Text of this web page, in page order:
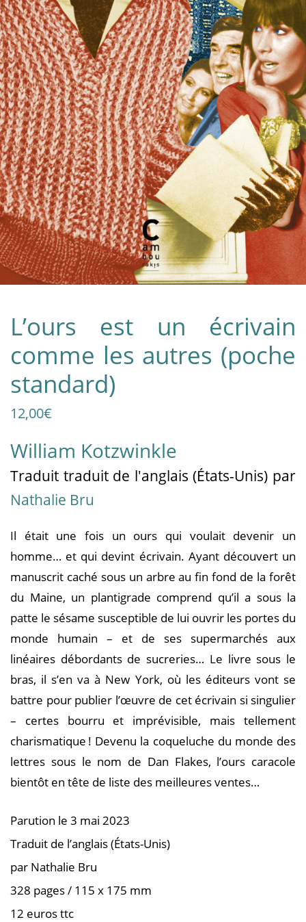
L’ours est un écrivain
comme les autres (poche
standard)
12,00€
William Kotzwinkle
Traduit traduit de l'anglais (États-Unis) par
Nathalie Bru
Il était une fois un ours qui voulait devenir un
homme… et qui devint écrivain. Ayant découvert un
manuscrit caché sous un arbre au fin fond de la forêt
du Maine, un plantigrade comprend qu’il a sous la
patte le sésame susceptible de lui ouvrir les portes du
monde humain – et de ses supermarchés aux
linéaires débordants de sucreries… Le livre sous le
bras, il s’en va à New York, où les éditeurs vont se
battre pour publier l’œuvre de cet écrivain si singulier
– certes bourru et imprévisible, mais tellement
charismatique ! Devenu la coqueluche du monde des
lettres sous le nom de Dan Flakes, l’ours caracole
bientôt en tête de liste des meilleures ventes…
Parution le 3 mai 2023
Traduit de l’anglais (États-Unis)
par Nathalie Bru
328 pages / 115 x 175 mm
12 euros ttc